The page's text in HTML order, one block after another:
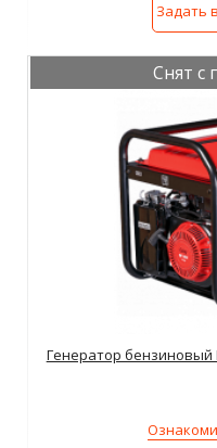
Задать
Снят с
Генератор бензиновый